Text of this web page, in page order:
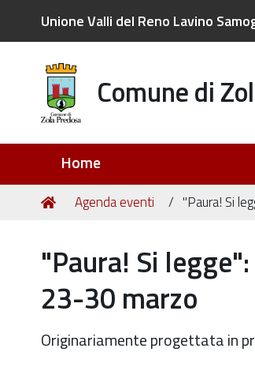
Unione Valli del Reno Lavino
Comune di
Home
Tu
Home
Agenda eventi "Paura! Si
"Paura! Si
23-30 marzo
Originariamente progettata in